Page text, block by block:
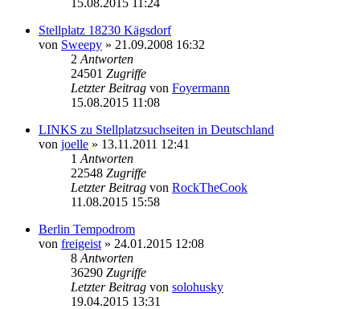
Stellplatz 18230 Kägsdorf
von Sweepy » 21.09.2008 16:32
2 Antworten
24501 Zugriffe
Letzter Beitrag von Foyermann
15.08.2015 11:08
LINKS zu Stellplatzsuchseiten in Deutschland
von joelle » 13.11.2011 12:41
1 Antworten
22548 Zugriffe
Letzter Beitrag von RockTheCook
11.08.2015 15:58
Berlin Tempodrom
von freigeist » 24.01.2015 12:08
8 Antworten
36290 Zugriffe
Letzter Beitrag von solohusky
19.04.2015 13:31